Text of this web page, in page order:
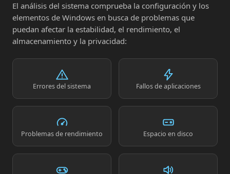
El análisis del sistema comprueba la configuración y los
elementos de Windows en busca de problemas que
puedan afectar la estabilidad, el rendimiento, el
almacenamiento y la privacidad:
Errores del sistema Fallos de aplicaciones
Problemas de rendimiento Espacio en disco